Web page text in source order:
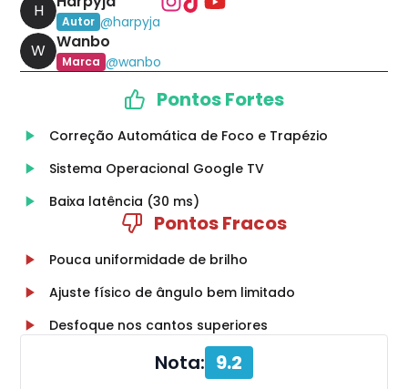
H
Autor @harpyja
W Wanbo
Marca @wanbo
Pontos Fortes
Correção Automática de Foco e Trapézio
Sistema Operacional Google TV
Baixa latência (30 ms)
Pontos Fracos
Pouca uniformidade de brilho
Ajuste físico de ângulo bem limitado
Desfoque nos cantos superiores
Nota: 9.2